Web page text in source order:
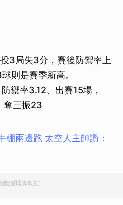
3局失3分，賽後防禦率上
則是賽季新高。
禦率3.12、出賽15場，
奪三振23
棚兩邊跑 太空人主帥讚：
繼續閱讀本文）